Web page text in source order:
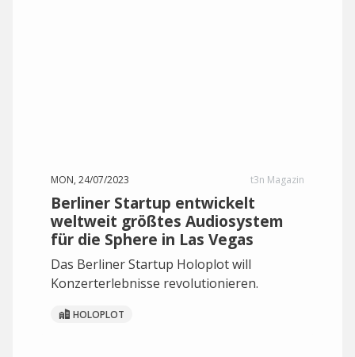
MON, 24/07/2023 t3n Magazin
Berliner Startup entwickelt
weltweit größtes Audiosystem
für die Sphere in Las Vegas
Das Berliner Startup Holoplot will
Konzerterlebnisse revolutionieren.
HOLOPLOT